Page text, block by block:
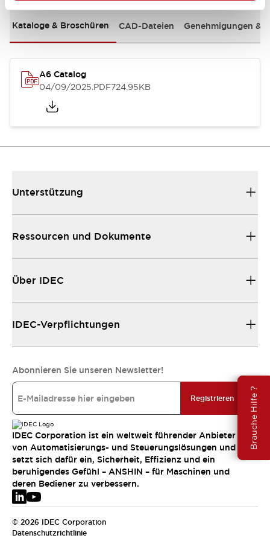
Brauche Hilfe ?
Kataloge & Broschüren CAD-Dateien Genehmigungen &
A6 Catalog
04/09/2025.PDF724.95KB
Unterstützung
Ressourcen und Dokumente
Über IDEC
IDEC-Verpflichtungen
Abonnieren Sie unseren Newsletter!
Registrieren
IDEC Corporation ist ein weltweit führender Anbieter
von Automatisierungs- und Steuerungslösungen und
setzt sich dafür ein, Sicherheit, Effizienz und ein
beruhigendes Gefühl – ANSHIN – für Maschinen und
deren Bediener zu verbessern.
© 2026 IDEC Corporation
Datenschutzrichtlinie